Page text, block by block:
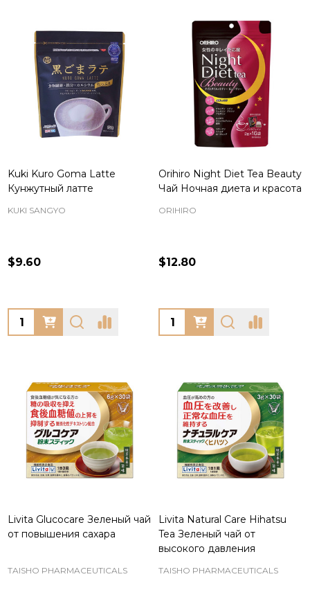
Kuki Kuro Goma Latte
Кунжутный латте
KUKI SANGYO
$9.60
Quantity:
Orihiro Night Diet Tea Beauty
Чай Ночная диета и красота
ORIHIRO
$12.80
Quantity:
Livita Glucocare Зеленый чай
от повышения сахара
TAISHO PHARMACEUTICALS
Livita Natural Care Hihatsu
Tea Зеленый чай от
высокого давления
TAISHO PHARMACEUTICALS